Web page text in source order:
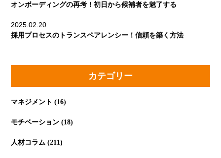
オンボーディングの再考！初日から候補者を魅了する
2025.02.20
採用プロセスのトランスペアレンシー！信頼を築く方法
カテゴリー
マネジメント (16)
モチベーション (18)
人材コラム (211)